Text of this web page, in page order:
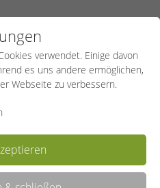
verwendet. Einige davon
es uns andere ermöglichen,
Webseite zu verbessern.